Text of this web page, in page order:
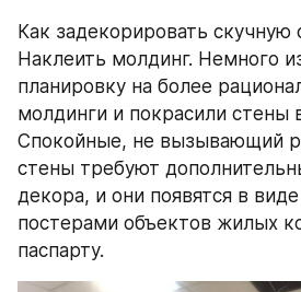
Как задекорировать скучную
Наклеить молдинг. Немного
планировку на более
молдинги и покрасили стены
Спокойные, не вызывающий
стены требуют
декора, и они появятся в
постерами объектов жилых
паспарту.